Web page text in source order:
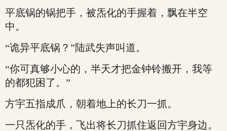
平底锅的锅把手，被炁化的手握着，飘在半空
中。
“诡异平底锅？”陆武失声叫道。
“你可真够小心的，半天才把金钟铃搬开，我等
的都犯困了。”
方宇五指成爪，朝着地上的长刀一抓。
一只炁化的手，飞出将长刀抓住返回方宇身边。